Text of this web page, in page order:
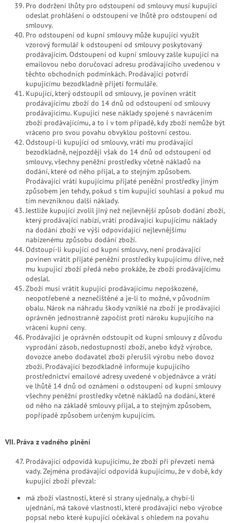
Pro dodržení lhůty pro odstoupení od smlouvy musí kupující
odeslat prohlášení o odstoupení ve lhůtě pro odstoupení od
smlouvy.
Pro odstoupení od kupní smlouvy může kupující využít
vzorový formulář k odstoupení od smlouvy poskytovaný
prodávajícím. Odstoupení od kupní smlouvy zašle kupující na
emailovou nebo doručovací adresu prodávajícího uvedenou v
těchto obchodních podmínkách. Prodávající potvrdí
kupujícímu bezodkladně přijetí formuláře.
Kupující, který odstoupil od smlouvy, je povinen vrátit
prodávajícímu zboží do 14 dnů od odstoupení od smlouvy
prodávajícímu. Kupující nese náklady spojené s navrácením
zboží prodávajícímu, a to i v tom případě, kdy zboží nemůže být
vráceno pro svou povahu obvyklou poštovní cestou.
Odstoupí-li kupující od smlouvy, vrátí mu prodávající
bezodkladně, nejpozději však do 14 dnů od odstoupení od
smlouvy, všechny peněžní prostředky včetně nákladů na
dodání, které od něho přijal, a to stejným způsobem.
Prodávající vrátí kupujícímu přijaté peněžní prostředky jiným
způsobem jen tehdy, pokud s tím kupující souhlasí a pokud mu
tím nevzniknou další náklady.
Jestliže kupující zvolil jiný než nejlevnější způsob dodání zboží,
který prodávající nabízí, vrátí prodávající kupujícímu náklady
na dodání zboží ve výši odpovídající nejlevnějšímu
nabízenému způsobu dodání zboží.
Odstoupí-li kupující od kupní smlouvy, není prodávající
povinen vrátit přijaté peněžní prostředky kupujícímu dříve, než
mu kupující zboží předá nebo prokáže, že zboží prodávajícímu
odeslal.
Zboží musí vrátit kupující prodávajícímu nepoškozené,
neopotřebené a neznečištěné a je-li to možné, v původním
obalu. Nárok na náhradu škody vzniklé na zboží je prodávající
oprávněn jednostranně započíst proti nároku kupujícího na
vrácení kupní ceny.
Prodávající je oprávněn odstoupit od kupní smlouvy z důvodu
vyprodání zásob, nedostupnosti zboží, anebo když výrobce,
dovozce anebo dodavatel zboží přerušil výrobu nebo dovoz
zboží. Prodávající bezodkladně informuje kupujícího
prostřednictví emailové adresy uvedené v objednávce a vrátí
ve lhůtě 14 dnů od oznámení o odstoupení od kupní smlouvy
všechny peněžní prostředky včetně nákladů na dodání, které
od něho na základě smlouvy přijal, a to stejným způsobem,
popřípadě způsobem určeným kupujícím.
VII. Práva z vadného plnění
Prodávající odpovídá kupujícímu, že zboží při převzetí nemá
vady. Zejména prodávající odpovídá kupujícímu, že v době, kdy
kupující zboží převzal:
má zboží vlastnosti, které si strany ujednaly, a chybí-li
ujednání, má takové vlastnosti, které prodávající nebo výrobce
popsal nebo které kupující očekával s ohledem na povahu